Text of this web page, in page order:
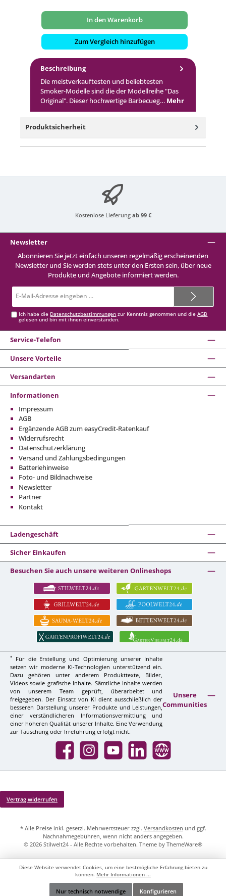
In den Warenkorb
Zum Vergleich hinzufügen
Beschreibung
Die meistverkauftesten und beliebtesten
Smoker-Modelle sind die der Modellreihe "Das
Original". Dieser hochwertige Barbecueg… Mehr
Produktsicherheit
Kostenlose Lieferung ab 99 €
Newsletter
Abonnieren Sie jetzt einfach unseren regelmäßig erscheinenden
Newsletter und Sie werden stets unter den Ersten sein, über neue
Produkte und Angebote informiert werden.
Mail-
Ich habe die Datenschutzbestimmungen zur Kenntnis genommen und dieAGB
gelesen und bin mit ihnen einverstanden.
Service-Telefon
Unsere Vorteile
Versandarten
Informationen
Impressum
AGB
Ergänzende AGB zum easyCredit-Ratenkauf
Widerrufsrecht
Datenschutzerklärung
Versand und Zahlungsbedingungen
Batteriehinweise
Foto- und Bildnachweise
Newsletter
Partner
Kontakt
Ladengeschäft
Sicher Einkaufen
Besuchen Sie auch unsere weiteren Onlineshops
*
Für die Erstellung und Optimierung unserer Inhalte
setzen wir moderne KI-Technologien unterstützend ein.
Dazu gehören unter anderem Produkttexte, Bilder,
Videos sowie grafische Inhalte. Sämtliche Inhalte werden
von unserem Team geprüft, überarbeitet und
freigegeben. Der Einsatz von KI dient ausschließlich der
besseren Darstellung unserer Produkte und Leistungen,
einer verständlicheren Informationsvermittlung und
einer höheren Qualität unserer Inhalte. Eine Verwendung
zur Täuschung oder Irreführung erfolgt nicht.
Unsere
Communities
Facebook InstagramYouTube LinkedIn Website
Vertrag widerrufen
* Alle Preise inkl. gesetzl. Mehrwertsteuer zzgl. Versandkosten und ggf.
Nachnahmegebühren, wenn nicht anders angegeben.
© 2026 Stilwelt24 - Alle Rechte vorbehalten. Theme by ThemeWare®
Diese Website verwendet Cookies, um eine bestmögliche Erfahrung bieten zu
können. Mehr Informationen ...
Nur technisch notwendige Konfigurieren